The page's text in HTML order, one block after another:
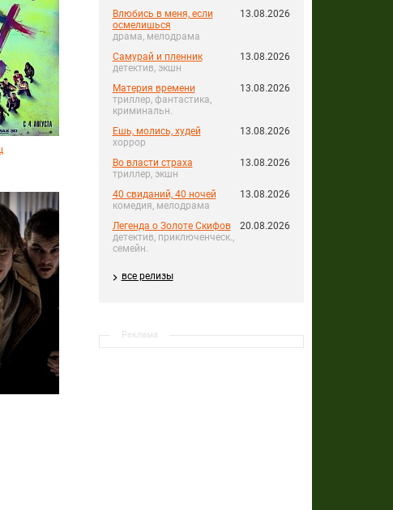
Влюбись в меня, если
осмелишься
драма, мелодрама
13.08.2026
Самурай и пленник
детектив, экшн
13.08.2026
Материя времени
триллер, фантастика,
криминальн.
13.08.2026
Ешь, молись, худей
хоррор
13.08.2026
Во власти страха
триллер, экшн
13.08.2026
40 свиданий, 40 ночей
комедия, мелодрама
13.08.2026
Легенда о Золоте Скифов
детектив, приключенческ.,
семейн.
20.08.2026
все релизы
Реклама